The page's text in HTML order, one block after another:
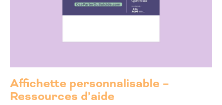
Affichette personnalisable –
Ressources d’aide